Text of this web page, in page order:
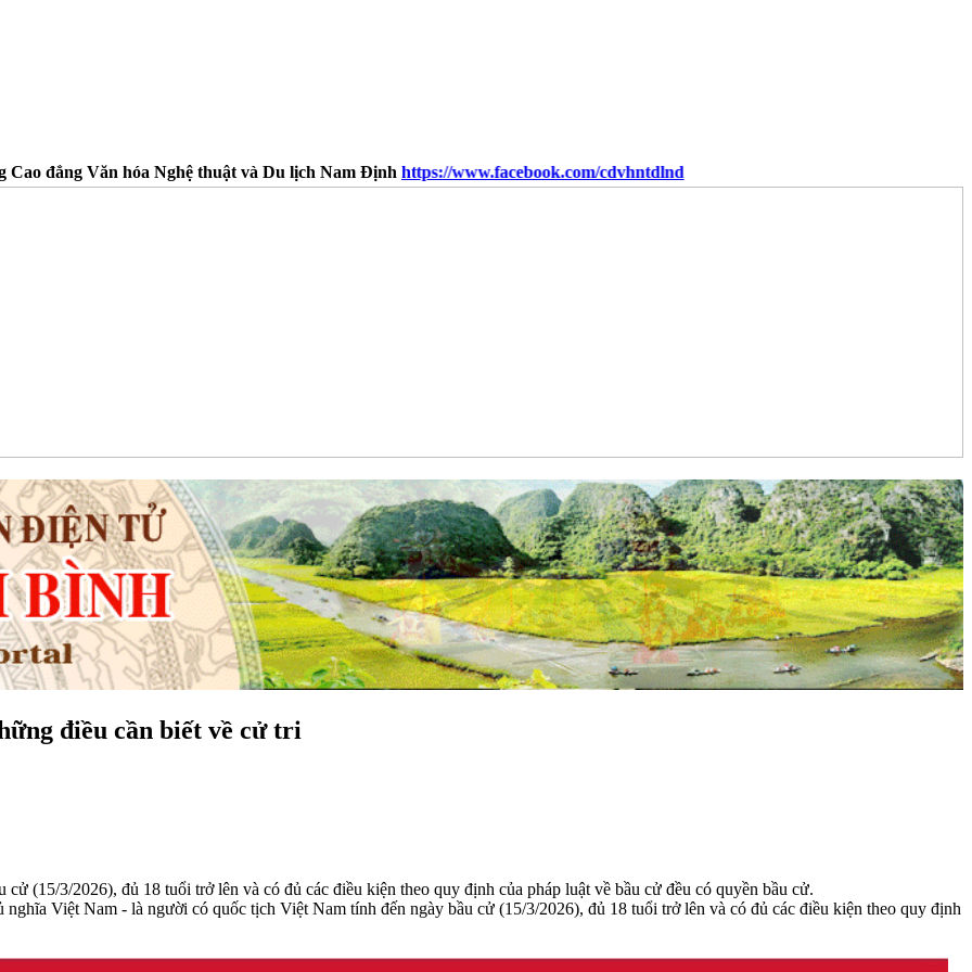
Nghệ thuật và Du lịch Nam Địnhhttps://www.facebook.com/cdvhntdlnd
điều cần biết về cử tri
(15/3/2026), đủ 18 tuổi trở lên và có đủ các điều kiện theo quy định của pháp luật về bầu cử đều có quyền bầu cử.
Việt Nam - là người có quốc tịch Việt Nam tính đến ngày bầu cử (15/3/2026), đủ 18 tuổi trở lên và có đủ các điều kiện theo quy định